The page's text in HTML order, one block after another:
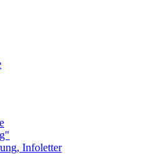
Infoletter